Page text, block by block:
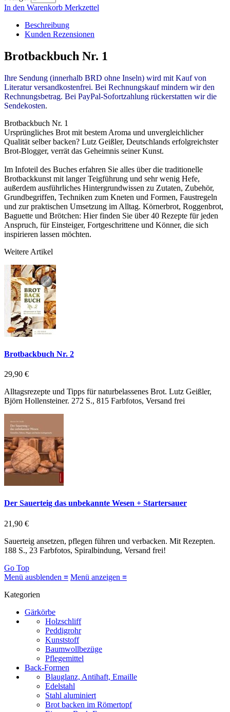
In den Warenkorb Merkzettel
Beschreibung
Kunden Rezensionen
Brotbackbuch Nr. 1
Ihre Sendung (innerhalb BRD ohne Inseln) wird mit Kauf von
Literatur versandkostenfrei. Bei Rechnungskauf mindern wir den
Rechnungsbetrag. Bei PayPal-Sofortzahlung rückerstatten wir die
Sendekosten.
Brotbackbuch Nr. 1
Ursprüngliches Brot mit bestem Aroma und unvergleichlicher
Qualität selber backen? Lutz Geißler, Deutschlands erfolgreichster
Brot-Blogger, verrät das Geheimnis seiner Kunst.
Im Infoteil des Buches erfahren Sie alles über die traditionelle
Brotbackkunst mit langer Teigführung und sehr wenig Hefe,
außerdem ausführliches Hintergrundwissen zu Zutaten, Zubehör,
Grundbegriffen, Techniken zum Kneten und Formen, Faustregeln
und zur praktischen Umsetzung im Alltag. Körnerbrot, Roggenbrot,
Baguette und Brötchen: Hier finden Sie über 40 Rezepte für jeden
Anspruch, für Einsteiger, Fortgeschrittene und Könner, die sich
inspirieren lassen möchten.
Weitere Artikel
Brotbackbuch Nr. 2
29,90 €
Alltagsrezepte und Tipps für naturbelassenes Brot. Lutz Geißler,
Björn Hollensteiner. 272 S., 815 Farbfotos, Versand frei
Der Sauerteig das unbekannte Wesen + Startersauer
21,90 €
Sauerteig ansetzen, pflegen führen und verbacken. Mit Rezepten.
188 S., 23 Farbfotos, Spiralbindung, Versand frei!
Go Top
Menü ausblenden ≡ Menü anzeigen ≡
Kategorien
Gärkörbe
Holzschliff
Peddigrohr
Kunststoff
Baumwollbezüge
Pflegemittel
Back-Formen
Blauglanz, Antihaft, Emaille
Edelstahl
Stahl aluminiert
Brot backen im Römertopf